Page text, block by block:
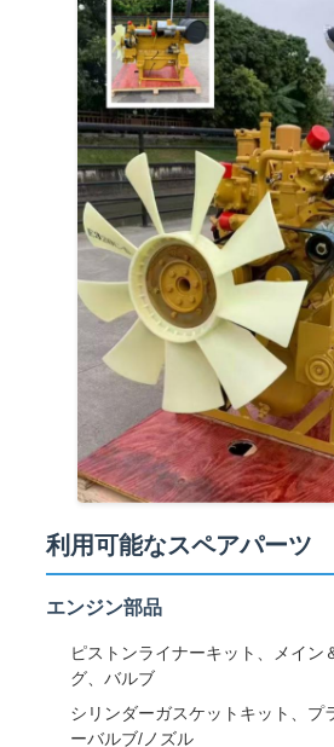
利用可能なスペアパーツ
エンジン部品
ピストンライナーキット、メイン
グ、バルブ
シリンダーガスケットキット、プ
ーバルブ/ノズル